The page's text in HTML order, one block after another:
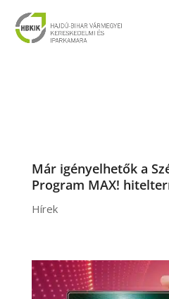
Már igényelhetők a
Program MAX!
Hírek